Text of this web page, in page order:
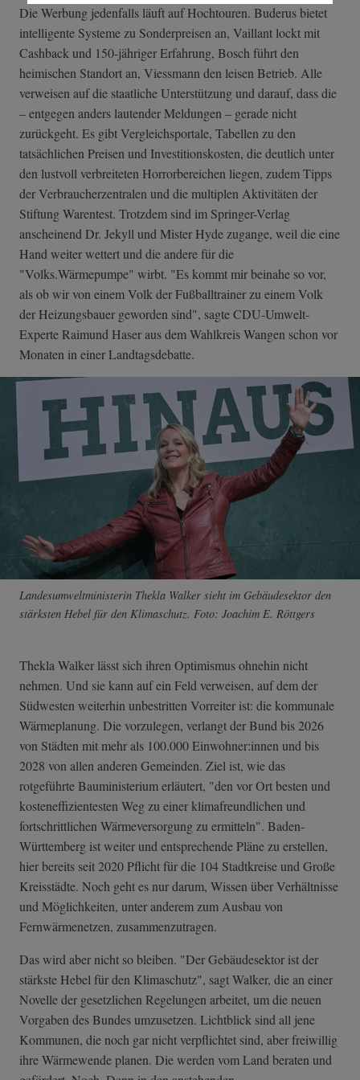
Die Werbung jedenfalls läuft auf Hochtouren. Buderus bietet
intelligente Systeme zu Sonderpreisen an, Vaillant lockt mit
Cashback und 150-jähriger Erfahrung, Bosch führt den
heimischen Standort an, Viessmann den leisen Betrieb. Alle
verweisen auf die staatliche Unterstützung und darauf, dass die
– entgegen anders lautender Meldungen – gerade nicht
zurückgeht. Es gibt Vergleichsportale, Tabellen zu den
tatsächlichen Preisen und Investitionskosten, die deutlich unter
den lustvoll verbreiteten Horrorbereichen liegen, zudem Tipps
der Verbraucherzentralen und die multiplen Aktivitäten der
Stiftung Warentest. Trotzdem sind im Springer-Verlag
anscheinend Dr. Jekyll und Mister Hyde zugange, weil die eine
Hand weiter wettert und die andere für die
"Volks.Wärmepumpe" wirbt. "Es kommt mir beinahe so vor,
als ob wir von einem Volk der Fußballtrainer zu einem Volk
der Heizungsbauer geworden sind", sagte CDU-Umwelt-
Experte Raimund Haser aus dem Wahlkreis Wangen schon vor
Monaten in einer Landtagsdebatte.
Landesumweltministerin Thekla Walker sieht im Gebäudesektor den
stärksten Hebel für den Klimaschutz. Foto: Joachim E. Röttgers
Thekla Walker lässt sich ihren Optimismus ohnehin nicht
nehmen. Und sie kann auf ein Feld verweisen, auf dem der
Südwesten weiterhin unbestritten Vorreiter ist: die kommunale
Wärmeplanung. Die vorzulegen, verlangt der Bund bis 2026
von Städten mit mehr als 100.000 Einwohner:innen und bis
2028 von allen anderen Gemeinden. Ziel ist, wie das
rotgeführte Bauministerium erläutert, "den vor Ort besten und
kosteneffizientesten Weg zu einer klimafreundlichen und
fortschrittlichen Wärmeversorgung zu ermitteln". Baden-
Württemberg ist weiter und entsprechende Pläne zu erstellen,
hier bereits seit 2020 Pflicht für die 104 Stadtkreise und Große
Kreisstädte. Noch geht es nur darum, Wissen über Verhältnisse
und Möglichkeiten, unter anderem zum Ausbau von
Fernwärmenetzen, zusammenzutragen.
Das wird aber nicht so bleiben. "Der Gebäudesektor ist der
stärkste Hebel für den Klimaschutz", sagt Walker, die an einer
Novelle der gesetzlichen Regelungen arbeitet, um die neuen
Vorgaben des Bundes umzusetzen. Lichtblick sind all jene
Kommunen, die noch gar nicht verpflichtet sind, aber freiwillig
ihre Wärmewende planen. Die werden vom Land beraten und